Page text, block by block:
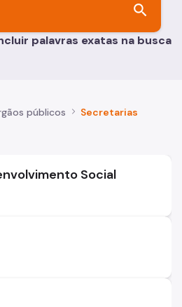
search
palavras exatas na busca
públicos Secretarias
Social